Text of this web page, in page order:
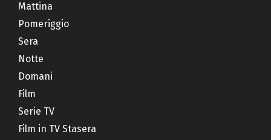
Mattina
Pomeriggio
Sera
Notte
Domani
Film
Serie TV
Film in TV Stasera